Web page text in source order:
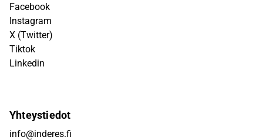
Facebook
Instagram
X (Twitter)
Tiktok
Linkedin
Yhteystiedot
info@inderes.fi